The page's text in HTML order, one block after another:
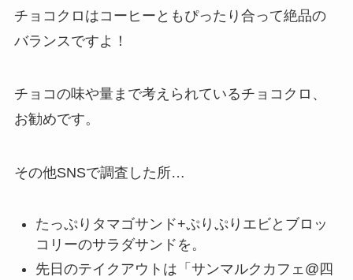
チョコクロはコーヒーともぴったり合って絶品の
バランスですよ！
チョコの味や量まで考えられているチョコクロ、
お勧めです。
その他SNSで調査した所…
たっぷりタマゴサンド+ぷりぷりエビとブロッ
コリーのサラダサンドを。
先日のテイクアウトは「サンマルクカフェ@四